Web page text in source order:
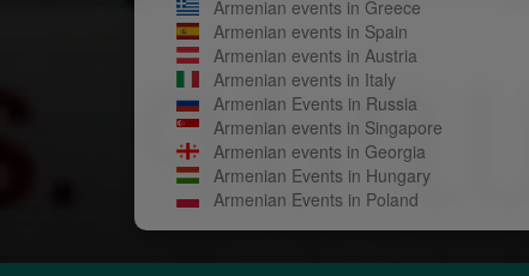
Armenian events in Greece
Armenian events in Spain
Armenian events in Austria
Armenian events in Italy
Armenian Events in Russia
Armenian events in Singapore
Armenian events in Georgia
Armenian Events in Hungary
Armenian Events in Poland